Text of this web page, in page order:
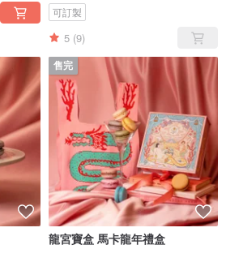
可訂製
5 (9)
售完
龍宮寶盒 馬卡龍年禮盒